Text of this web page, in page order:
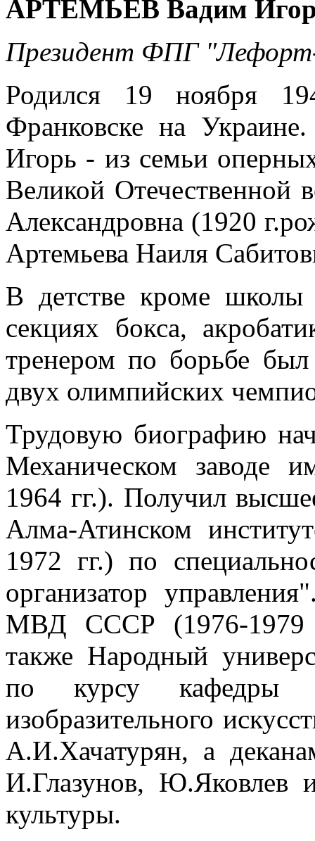
АРТЕМЬЕВ Вадим
Президент ФПГ
Родился 19 ноября
Франковске на
Игорь - из семьи
Великой Отечественной
Александровна (1920
Артемьева Наиля
В детстве кроме
секциях бокса,
тренером по борьбе
двух олимпийских
Трудовую биографию
Механическом заводе
1964 гг.). Получил
Алма-Атинском
1972 гг.) по
организатор
МВД СССР (1976-1979
также Народный
по курсу кафедры
изобразительного
А.И.Хачатурян, а
И.Глазунов, Ю.Яковлев
культуры.